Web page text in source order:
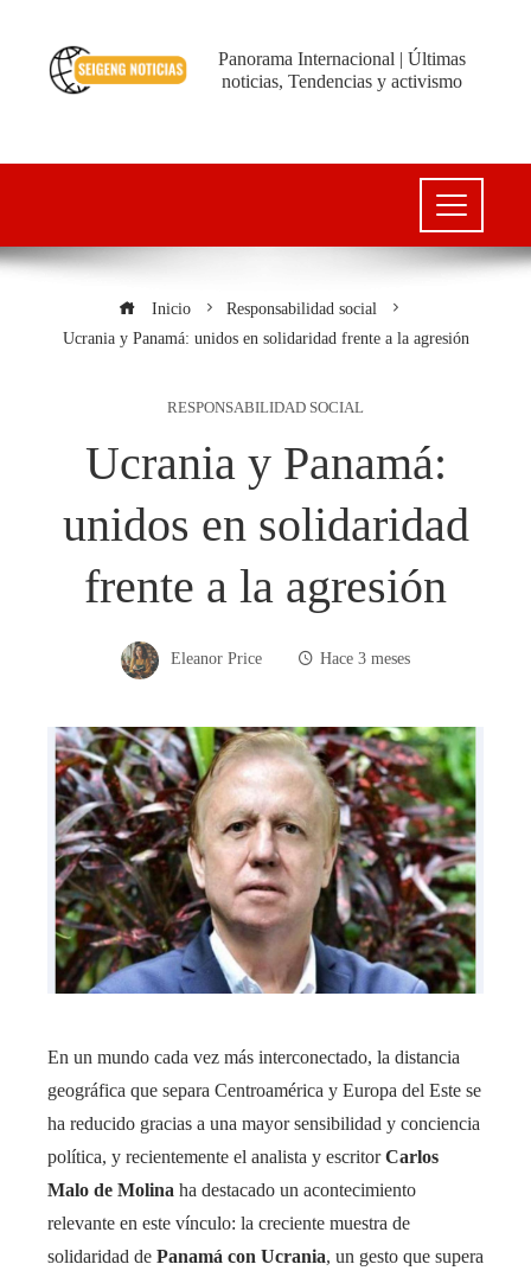
Panorama Internacional | Últimas
noticias, Tendencias y activismo
Inicio
Responsabilidad social
Ucrania y Panamá: unidos en solidaridad frente a la agresión
RESPONSABILIDAD SOCIAL
Ucrania y Panamá:
unidos en solidaridad
frente a la agresión
Eleanor Price Hace 3 meses
En un mundo cada vez más interconectado, la distancia
geográfica que separa Centroamérica y Europa del Este se
ha reducido gracias a una mayor sensibilidad y conciencia
política, y recientemente el analista y escritorCarlos
Malo de Molina ha destacado un acontecimiento
relevante en este vínculo: la creciente muestra de
solidaridad de Panamá con Ucrania, un gesto que supera